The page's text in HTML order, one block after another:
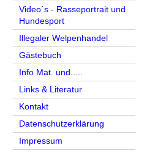
Video´s - Rasseportrait und
Hundesport
Illegaler Welpenhandel
Gästebuch
Info Mat. und.....
Links & Literatur
Kontakt
Datenschutzerklärung
Impressum